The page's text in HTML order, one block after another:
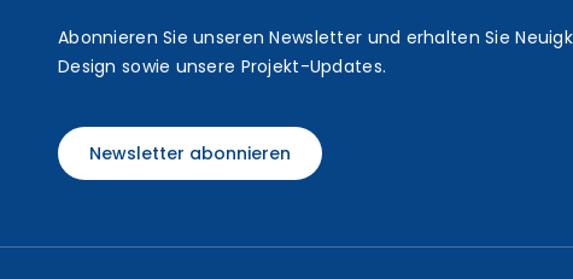
Abonnieren Sie unseren Newsletter und erhalten Sie
Design sowie unsere Projekt-Updates.
Newsletter abonnieren